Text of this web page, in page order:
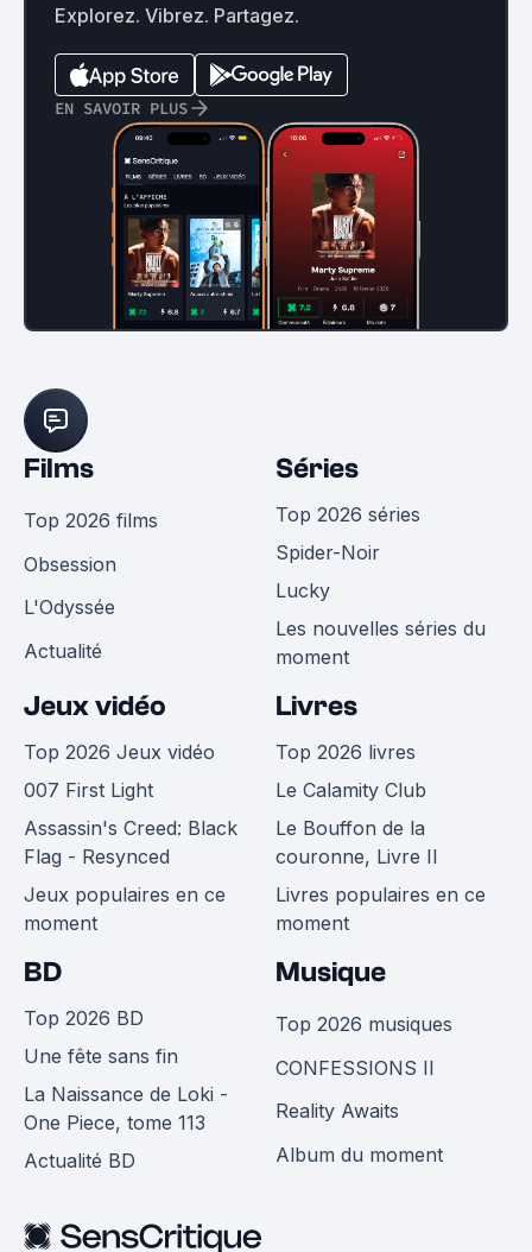
Explorez. Vibrez. Partagez.
EN SAVOIR PLUS
Films
Top 2026 films
Obsession
L'Odyssée
Actualité
Séries
Top 2026 séries
Spider-Noir
Lucky
Les nouvelles séries du
moment
Jeux vidéo
Top 2026 Jeux vidéo
007 First Light
Assassin's Creed: Black
Flag - Resynced
Jeux populaires en ce
moment
Livres
Top 2026 livres
Le Calamity Club
Le Bouffon de la
couronne, Livre II
Livres populaires en ce
moment
BD
Top 2026 BD
Une fête sans fin
La Naissance de Loki -
One Piece, tome 113
Actualité BD
Musique
Top 2026 musiques
CONFESSIONS II
Reality Awaits
Album du moment